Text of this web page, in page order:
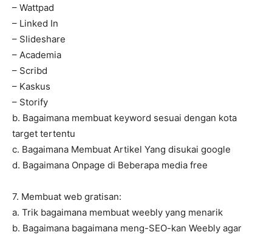
– Wattpad
– Linked In
– Slideshare
– Academia
– Scribd
– Kaskus
– Storify
b. Bagaimana membuat keyword sesuai dengan kota
target tertentu
c. Bagaimana Membuat Artikel Yang disukai google
d. Bagaimana Onpage di Beberapa media free
7. Membuat web gratisan:
a. Trik bagaimana membuat weebly yang menarik
b. Bagaimana bagaimana meng-SEO-kan Weebly agar